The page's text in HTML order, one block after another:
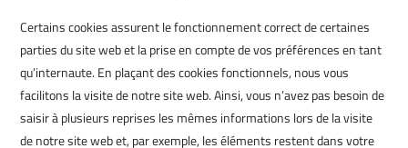
Certains cookies assurent le fonctionnement correct de certaines
parties du site web et la prise en compte de vos préférences en tant
qu’internaute. En plaçant des cookies fonctionnels, nous vous
facilitons la visite de notre site web. Ainsi, vous n’avez pas besoin de
saisir à plusieurs reprises les mêmes informations lors de la visite
de notre site web et, par exemple, les éléments restent dans votre